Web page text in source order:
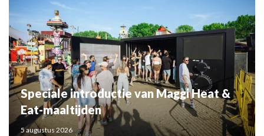
Speciale introductie van Maggi Heat &
Eat-maaltijden
5 augustus 2026